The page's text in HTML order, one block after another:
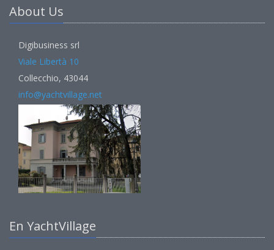
About Us
Digibusiness srl
Viale Libertà 10
Collecchio, 43044
info@yachtvillage.net
En YachtVillage